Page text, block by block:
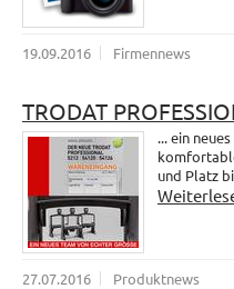
19.09.2016 Firmennews
TRODAT
... ein
und Platz
27.07.2016 Produktnews